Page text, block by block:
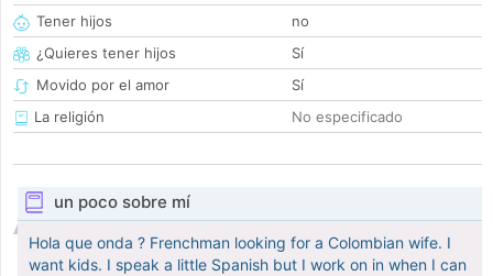
Tener hijos
no
¿Quieres tener hijos
Sí
Movido por el amor
Sí
La religión
No especificado
un poco sobre mí
Hola que onda ? Frenchman looking for a Colombian wife. I
want kids. I speak a little Spanish but I work on in when I can